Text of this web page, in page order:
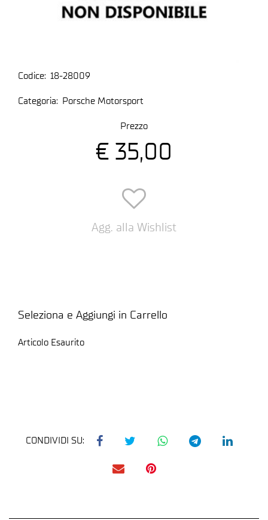
Codice: 18-28009
Categoria: Porsche Motorsport
Prezzo
€ 35,00
Agg. alla Wishlist
Seleziona e Aggiungi in Carrello
Articolo Esaurito
CONDIVIDI SU: